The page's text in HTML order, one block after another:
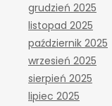
grudzień 2025
listopad 2025
październik 2025
wrzesień 2025
sierpień 2025
lipiec 2025